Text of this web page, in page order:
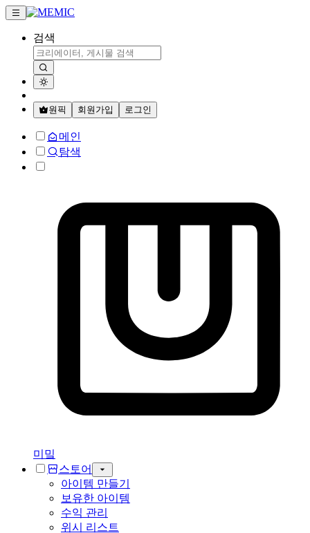
검색
원픽 회원가입 로그인
메인
탐색
미밐
스토어
아이템 만들기
보유한 아이템
수익 관리
위시 리스트